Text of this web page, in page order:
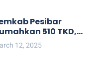
Pesibar
510 TKD,
: Jangan
Dengan
12, 2025